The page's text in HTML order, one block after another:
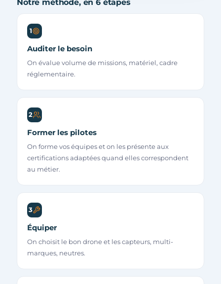
1
Auditer le besoin
On évalue volume de missions, matériel, cadre
réglementaire.
2
Former les pilotes
On forme vos équipes et on les présente aux
certifications adaptées quand elles correspondent
au métier.
3
Équiper
On choisit le bon drone et les capteurs, multi-
marques, neutres.